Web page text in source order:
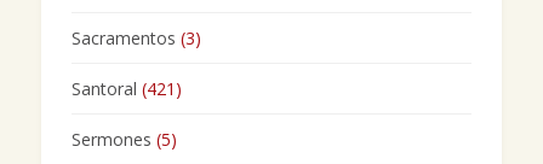
Sacramentos (3)
Santoral (421)
Sermones (5)